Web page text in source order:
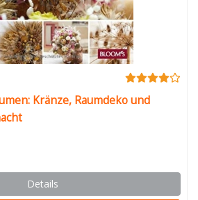
Kränze, Raumdeko und
Details